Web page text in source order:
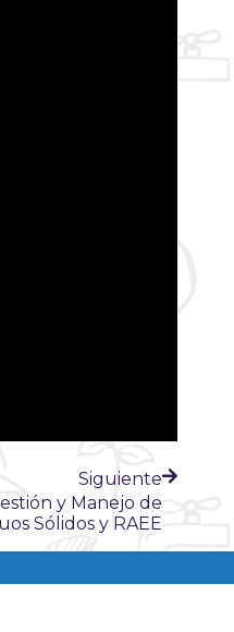
Siguiente
y Manejo de
Sólidos y RAEE